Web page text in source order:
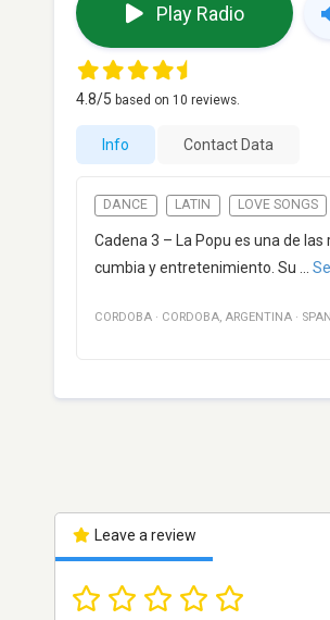
Play Radio
4.8/5 based on 10 reviews.
Info Contact Data
DANCE LATIN LOVE SONGS
Cadena 3 – La Popu es una de
cumbia y entretenimiento. Su
CORDOBA · CORDOBA, ARGENTINA ·
Leave a review